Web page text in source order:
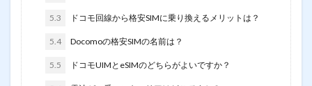
5.3 ドコモ回線から格安SIMに乗り換えるメリットは？
5.4 Docomoの格安SIMの名前は？
5.5 ドコモUIMとeSIMのどちらがよいですか？